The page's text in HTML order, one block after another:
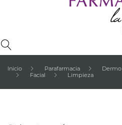
Inicio Parafarmacia Dermo
Facial
Limpieza